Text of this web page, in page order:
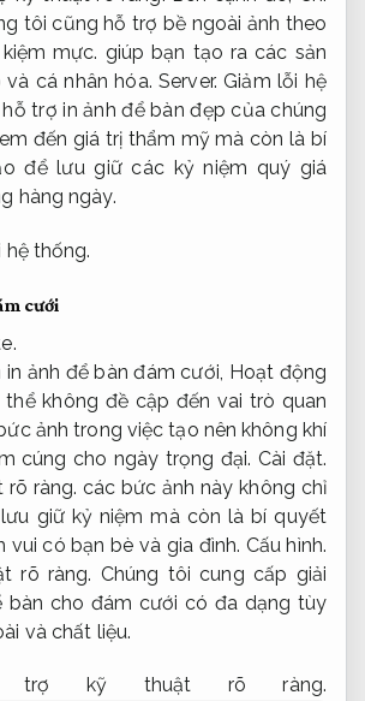
tôi cũng hỗ trợ bề ngoài ảnh theo
mực. giúp bạn tạo ra các sản
cá nhân hóa.Server. Giảm lỗi hệ
trợ in ảnh để bàn đẹp của chúng
đến giá trị thẩm mỹ mà còn là bí
để lưu giữ các kỷ niệm quý giá
hàng ngày.
hệ thống.
cưới
ảnh để bàn đám cưới, Hoạt động
thể không đề cập đến vai trò quan
ảnh trong việc tạo nên không khí
cúng cho ngày trọng đại. Cài đặt.
rõ ràng. các bức ảnh này không chỉ
giữ kỷ niệm mà còn là bí quyết
vui có bạn bè và gia đình. Cấu hình.
rõ ràng. Chúng tôi cung cấp giải
bàn cho đám cưới có đa dạng tùy
và chất liệu.
trợ kỹ thuật rõ ràng.